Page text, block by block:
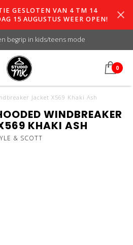
GESLOTEN VAN 4 TM 14
15 AUGUSTUS WEER OPEN!
begrip in kids/teens mode
0
Jacket X569 Khaki Ash
WINDBREAKER
KHAKI ASH
& SCOTT